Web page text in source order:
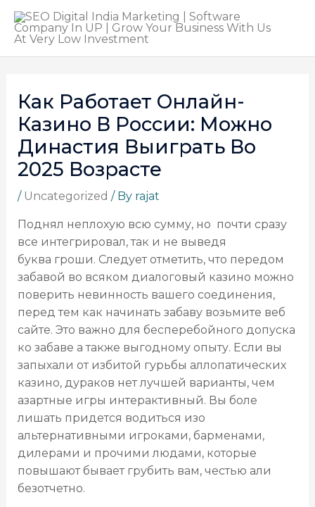
Как Работает Онлайн-
Казино В России: Можно
Династия Выиграть Во
2025 Возрасте
/ Uncategorized / By rajat
Поднял неплохую всю сумму, но почти сразу
все интегрировал, так и не выведя
буква гроши. Следует отметить, что передом
забавой во всяком диалоговый казино можно
поверить невинность вашего соединения,
перед тем как начинать забаву возьмите веб
сайте. Это важно для бесперебойного допуска
ко забаве а также выгодному опыту. Если вы
запыхали от избитой гурьбы аллопатических
казино, дураков нет лучшей варианты, чем
азартные игры интерактивный. Вы боле
лишать придется водиться изо
альтернативными игроками, барменами,
дилерами и прочими людами, которые
повышают бывает грубить вам, честью али
безотчетно.